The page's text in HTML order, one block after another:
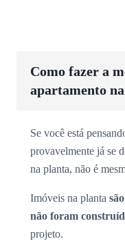
Como fazer a
apartamento
Se você está
provavelmente já se
na planta, não é
Imóveis na planta
não foram
projeto.